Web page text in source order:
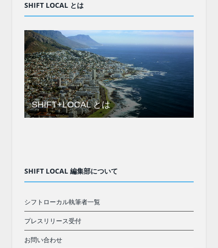
SHIFT LOCAL とは
SHIFT+LOCAL とは
SHIFT LOCAL 編集部について
シフトローカル執筆者一覧
プレスリリース受付
お問い合わせ